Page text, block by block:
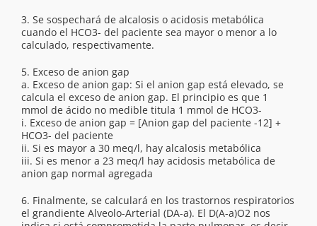
3. Se sospechará de alcalosis o acidosis metabólica
cuando el HCO3- del paciente sea mayor o menor a lo
calculado, respectivamente.
5. Exceso de anion gap
a. Exceso de anion gap: Si el anion gap está elevado, se
calcula el exceso de anion gap. El principio es que 1
mmol de ácido no medible titula 1 mmol de HCO3-
i. Exceso de anion gap = [Anion gap del paciente -12] +
HCO3- del paciente
ii. Si es mayor a 30 meq/l, hay alcalosis metabólica
iii. Si es menor a 23 meq/l hay acidosis metabólica de
anion gap normal agregada
6. Finalmente, se calculará en los trastornos respiratorios
el grandiente Alveolo-Arterial (DA-a). El D(A-a)O2 nos